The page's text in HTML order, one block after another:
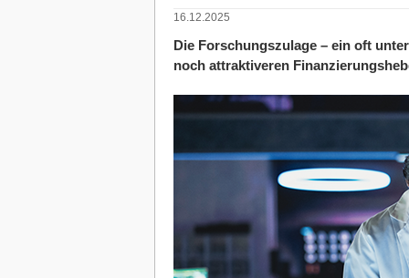
16.12.2025
Die Forschungszulage – ein oft
noch attraktiveren